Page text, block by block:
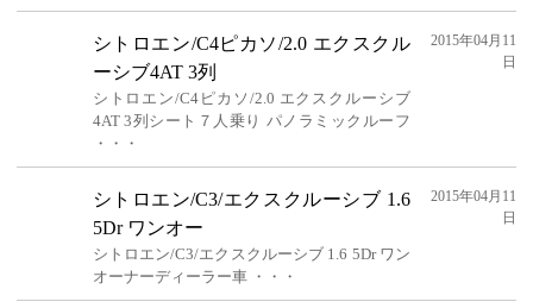
シトロエン/C4ピカソ/2.0 エクスクル
ーシブ4AT 3列
シトロエン/C4ピカソ/2.0 エクスクルーシブ
4AT 3列シート７人乗り パノラミックルーフ
・・・
2015年04月11
日
シトロエン/C3/エクスクルーシブ 1.6
5Dr ワンオー
シトロエン/C3/エクスクルーシブ 1.6 5Dr ワン
オーナーディーラー車 ・・・
2015年04月11
日